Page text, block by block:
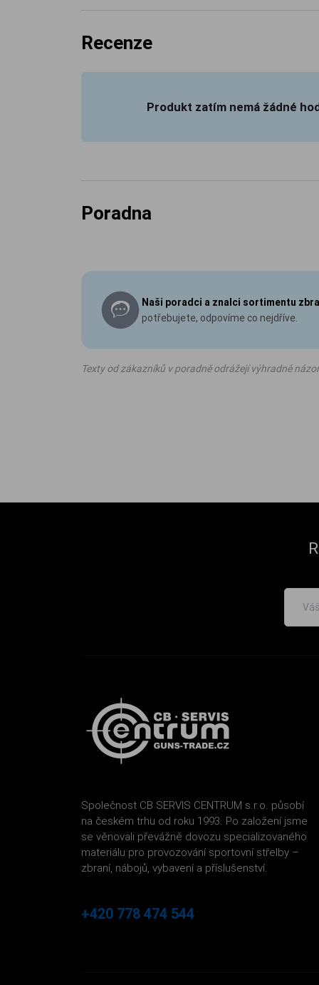
Recenze
Produkt zatím nemá žádné
Poradna
Naši poradci a znalci sortimentu
potřebujete, odpovíme co nejdříve.
Texty od zákazníků v poradně odrážejí výhradně
Společnost CB SERVIS CENTRUM s.r.o. působí
na českém trhu od roku 1993. Po založení jsme
se věnovali převážně dovozu specializovaného
materiálu pro provozování sportovní střelby –
zbraní, nábojů, vybavení a příslušenství.
+420 778 474 544